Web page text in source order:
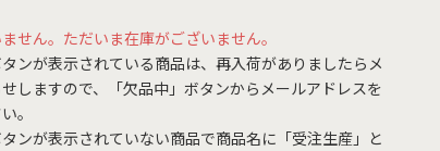
せん。ただいま在庫がございません。
タンが表示されている商品は、再入荷がありましたらメ
しますので、「欠品中」ボタンからメールアドレスを
。
タンが表示されていない商品で商品名に「受注生産」と